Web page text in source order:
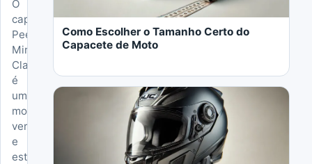
O
capacete
Peels
Mirage
Classic
é
um
modelo
versátil
e
estiloso
Como Escolher o Tamanho Certo do
Capacete de Moto
Abrir o artigo: Guia Completo: Escolhendo o